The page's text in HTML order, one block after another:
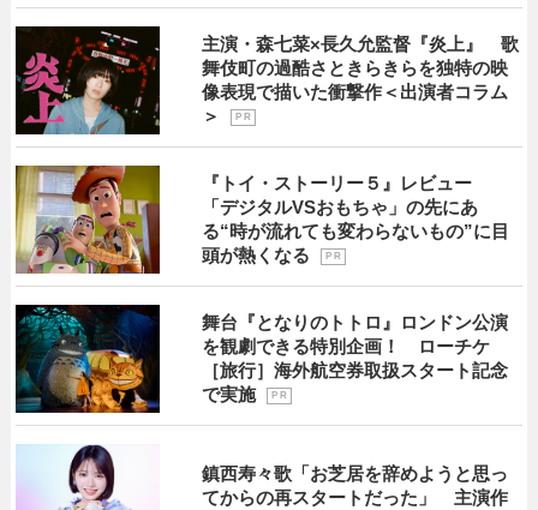
主演・森七菜×長久允監督『炎上』 歌
舞伎町の過酷さときらきらを独特の映
像表現で描いた衝撃作＜出演者コラム
＞
P R
『トイ・ストーリー５』レビュー
「デジタルVSおもちゃ」の先にあ
る“時が流れても変わらないもの”に目
頭が熱くなる
P R
舞台『となりのトトロ』ロンドン公演
を観劇できる特別企画！ ローチケ
［旅行］海外航空券取扱スタート記念
で実施
P R
鎮西寿々歌「お芝居を辞めようと思っ
てからの再スタートだった」 主演作